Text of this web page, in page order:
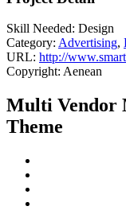
Skill Needed: Design
Category: Advertising,
URL: http://
Copyright: Aenean
Multi Vendor
Theme